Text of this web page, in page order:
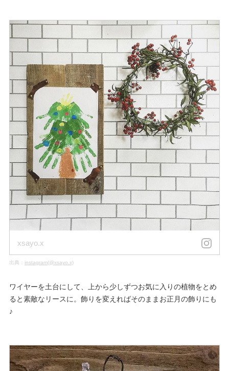
xsayo.x
出典： instagram(@xsayo.x)
ワイヤーを土台にして、上から少しずつお気に入りの植物をとめ
ると素敵なリースに。飾りを変えればそのままお正月の飾りにも
♪